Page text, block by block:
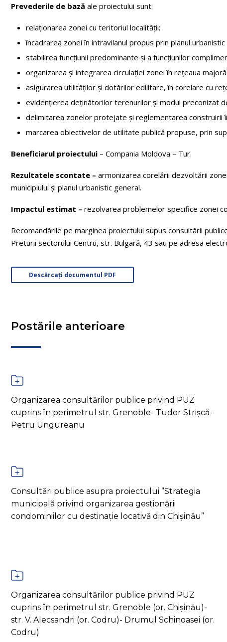
Prevederile de bază ale proiectului sunt:
relaționarea zonei cu teritoriul localității;
încadrarea zonei în intravilanul propus prin planul urbanistic
stabilirea funcțiunii predominante și a funcțiunilor
organizarea și integrarea circulației zonei în rețeaua
asigurarea utilităților și dotărilor edilitare, în corelare cu
evidențierea deținătorilor terenurilor și modul preconizat
delimitarea zonelor protejate și reglementarea construirii
marcarea obiectivelor de utilitate publică propuse, prin
Beneficiarul proiectului – Compania Moldova – Tur.
Rezultatele scontate – armonizarea corelării dezvoltării
municipiului și planul urbanistic general.
Impactul estimat – rezolvarea problemelor specifice zonei
Recomandările pe marginea proiectului supus consultării
Preturii sectorului Centru, str. Bulgară, 43 sau pe adresa
Descărcați documentul PDF
Postările anterioare
Organizarea consultărilor publice privind PUZ
cuprins în perimetrul str. Grenoble- Tudor Strișcă-
Petru Ungureanu
Consultări publice asupra proiectului ”Strategia
municipală privind organizarea gestionării
condominiilor cu destinație locativă din Chișinău”
Organizarea consultărilor publice privind PUZ
cuprins în perimetrul str. Grenoble (or. Chișinău)-
str. V. Alecsandri (or. Codru)- Drumul Schinoasei (or.
Codru)